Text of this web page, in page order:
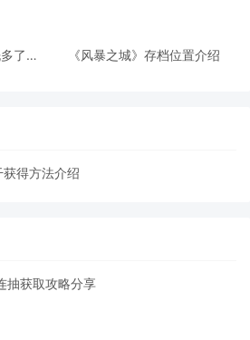
了保
《风暴之城》存档位置介绍
获得方法介绍
抽获取攻略分享